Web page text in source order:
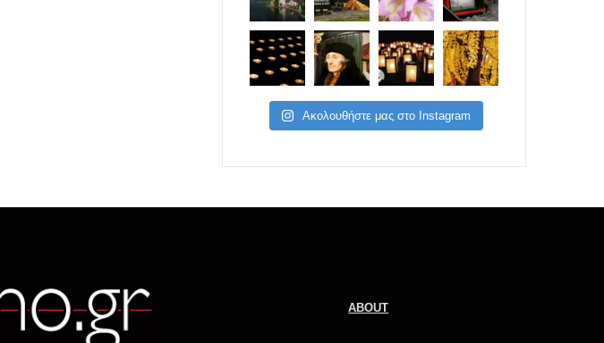
Ακολουθήστε μας στο Instagram
ABOUT